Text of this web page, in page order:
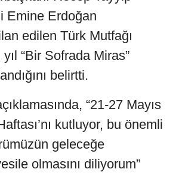
Emine Erdoğan
edilen Türk Mutfağı
yıl “Bir Sofrada Miras”
belirtti.
“21-27 Mayıs
kutluyor, bu önemli
geleceğe
olmasını diliyorum”